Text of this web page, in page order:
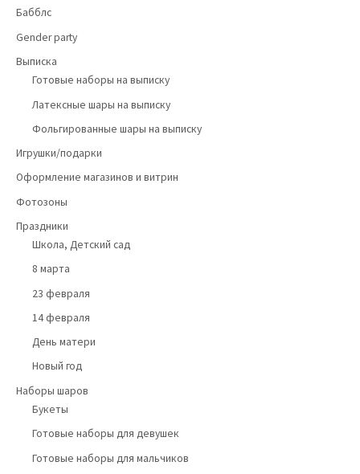
Бабблс
Gender party
Выписка
Готовые наборы на выписку
Латексные шары на выписку
Фольгированные шары на выписку
Игрушки/подарки
Оформление магазинов и витрин
Фотозоны
Праздники
Школа, Детский сад
8 марта
23 февраля
14 февраля
День матери
Новый год
Наборы шаров
Букеты
Готовые наборы для девушек
Готовые наборы для мальчиков